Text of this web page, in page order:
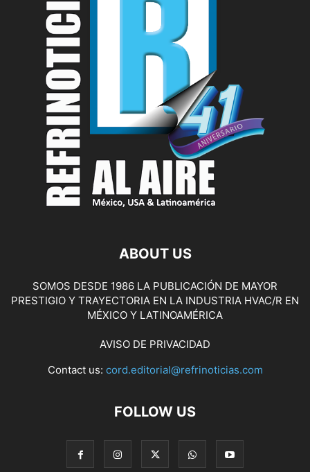
ABOUT US
SOMOS DESDE 1986 LA PUBLICACIÓN DE MAYOR
PRESTIGIO Y TRAYECTORIA EN LA INDUSTRIA HVAC/R EN
MÉXICO Y LATINOAMÉRICA
AVISO DE PRIVACIDAD
Contact us: cord.editorial@refrinoticias.com
FOLLOW US